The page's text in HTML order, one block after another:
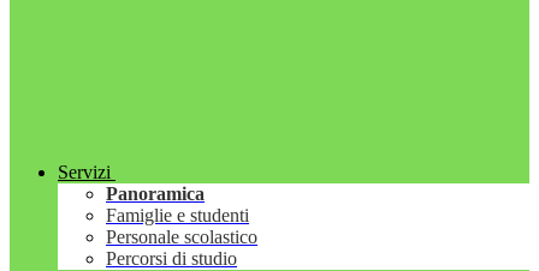
Servizi
Panoramica
Famiglie e studenti
Personale scolastico
Percorsi di studio